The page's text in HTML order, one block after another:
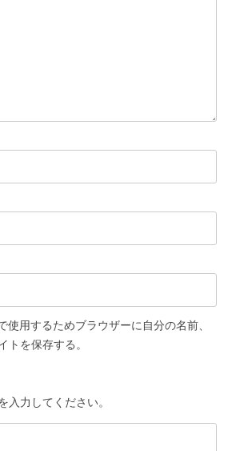
使用するためブラウザーに自分の名前、
トを保存する。
入力してください。